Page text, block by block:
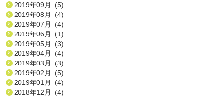
2019年09月 (5)
2019年08月 (4)
2019年07月 (4)
2019年06月 (1)
2019年05月 (3)
2019年04月 (4)
2019年03月 (3)
2019年02月 (5)
2019年01月 (4)
2018年12月 (4)